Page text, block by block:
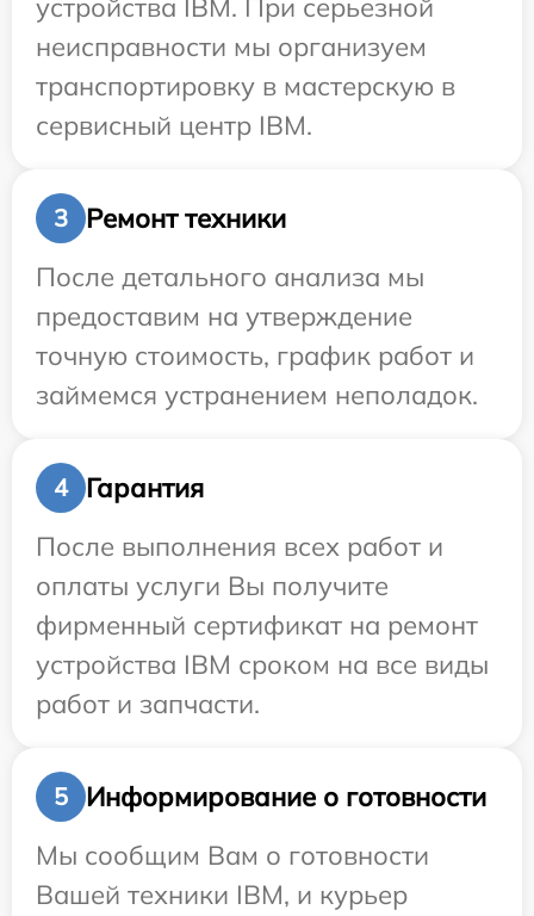
устройства IBM. При серьезной
неисправности мы организуем
транспортировку в мастерскую в
сервисный центр IBM.
3
Ремонт техники
После детального анализа мы
предоставим на утверждение
точную стоимость, график работ и
займемся устранением неполадок.
4
Гарантия
После выполнения всех работ и
оплаты услуги Вы получите
фирменный сертификат на ремонт
устройства IBM сроком на все виды
работ и запчасти.
5
Информирование о готовности
Мы сообщим Вам о готовности
Вашей техники IBM, и курьер